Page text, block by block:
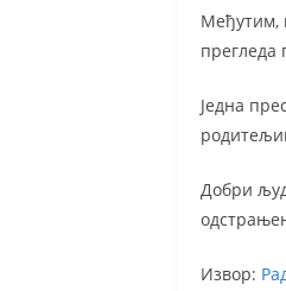
Међутим,
прегледа
Једна
Добри
Извор: